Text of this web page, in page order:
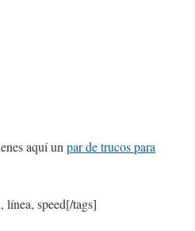
aquí unpar de trucos para
línea, speed[/tags]